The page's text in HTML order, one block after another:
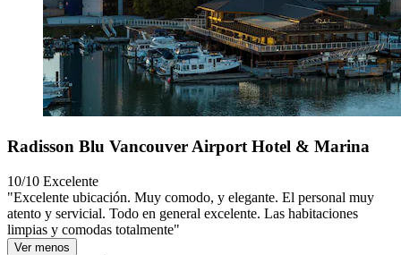
Radisson Blu Vancouver Airport Hotel & Marina
10/10 Excelente
"Excelente ubicación. Muy comodo, y elegante. El personal muy
atento y servicial. Todo en general excelente. Las habitaciones
limpias y comodas totalmente"
Ver menos